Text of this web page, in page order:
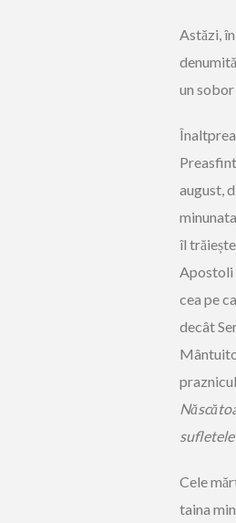
Astăzi,
un sobor
august,
îl
Apostoli
cea pe
decât
Cele
taina